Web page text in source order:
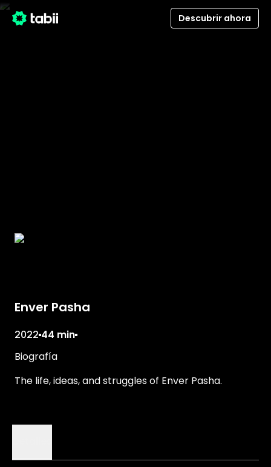
Descubrir ahora
Enver Pasha
2022 44 min
Biografía
The life, ideas, and struggles of Enver Pasha.